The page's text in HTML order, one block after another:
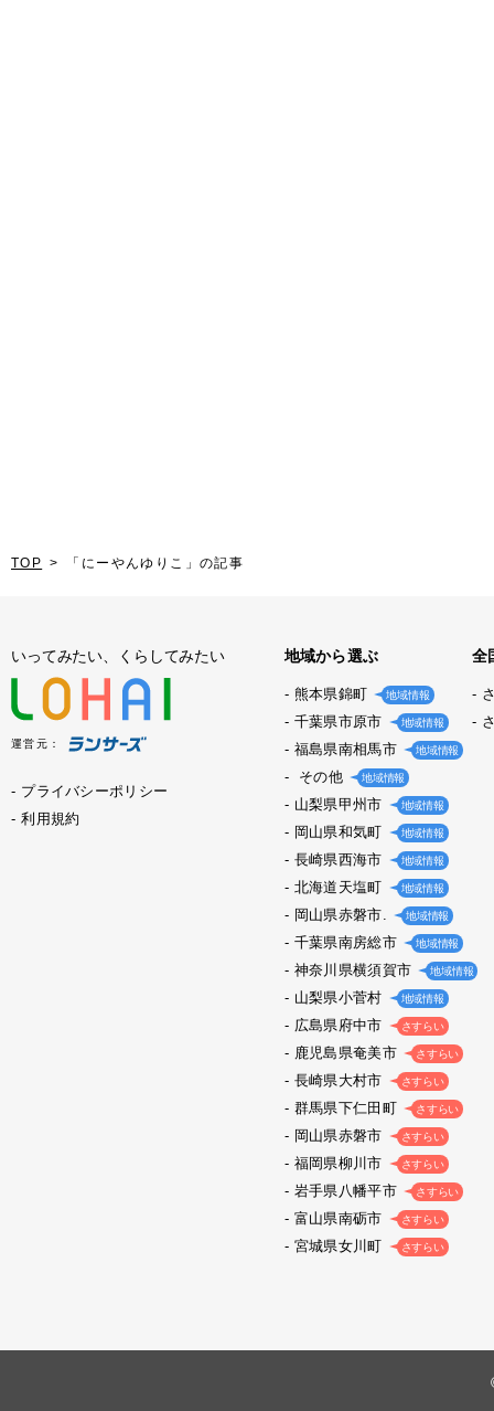
TOP 「にーやんゆりこ」の記事
いってみたい、くらしてみたい
運営元：
プライバシーポリシー
利用規約
地域から選ぶ
熊本県錦町 地域情報
千葉県市原市 地域情報
福島県南相馬市 地域情報
その他 地域情報
山梨県甲州市 地域情報
岡山県和気町 地域情報
長崎県西海市 地域情報
北海道天塩町 地域情報
岡山県赤磐市. 地域情報
千葉県南房総市 地域情報
神奈川県横須賀市 地域情報
山梨県小菅村 地域情報
広島県府中市 さすらい
鹿児島県奄美市 さすらい
長崎県大村市 さすらい
群馬県下仁田町 さすらい
岡山県赤磐市 さすらい
福岡県柳川市 さすらい
岩手県八幡平市 さすらい
富山県南砺市 さすらい
宮城県女川町 さすらい
全